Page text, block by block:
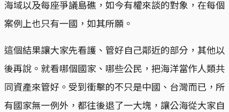
海域以及每座爭議島礁，如今有權來談的對象，在每個
案例上也只有一國，如其所願。
這個結果讓大家先看護、管好自己鄰近的部分，其他以
後再說。就看哪個國家、哪些公民，把海洋當作人類共
同資產來管好。受到衝擊的不只是中國、台灣而已，所
有國家無一例外，都往後退了一大塊，讓公海從大家自